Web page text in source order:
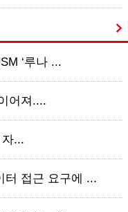
‘루나 ...
어져....
자...
터 접근 요구에 ...